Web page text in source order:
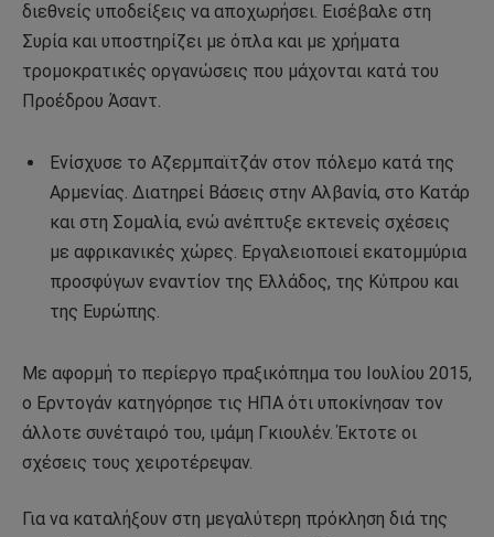
διεθνείς υποδείξεις να αποχωρήσει. Εισέβαλε στη
Συρία και υποστηρίζει με όπλα και με χρήματα
τρομοκρατικές οργανώσεις που μάχονται κατά του
Προέδρου Άσαντ.
Ενίσχυσε το Αζερμπαϊτζάν στον πόλεμο κατά της
Αρμενίας. Διατηρεί Βάσεις στην Αλβανία, στο Κατάρ
και στη Σομαλία, ενώ ανέπτυξε εκτενείς σχέσεις
με αφρικανικές χώρες. Εργαλειοποιεί εκατομμύρια
προσφύγων εναντίον της Ελλάδος, της Κύπρου και
της Ευρώπης.
Με αφορμή το περίεργο πραξικόπημα του Ιουλίου 2015,
ο Ερντογάν κατηγόρησε τις ΗΠΑ ότι υποκίνησαν τον
άλλοτε συνέταιρό του, ιμάμη Γκιουλέν. Έκτοτε οι
σχέσεις τους χειροτέρεψαν.
Για να καταλήξουν στη μεγαλύτερη πρόκληση διά της